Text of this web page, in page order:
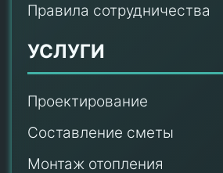
Правила сотрудничества
УСЛУГИ
Проектирование
Составление сметы
Монтаж отопления